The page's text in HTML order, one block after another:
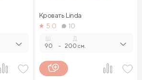
Кровать Linda
5.0
10
Ш.
90 -
Д.
200 см.